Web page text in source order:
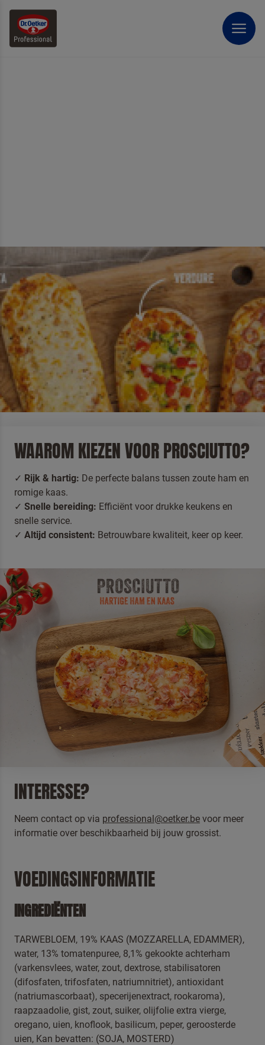
PIZZA SNACK
PROSCIUTTO – HARTIG
EN HEERLIJK
Voor liefhebbers van hartige smaken.DePizza Snack
Prosciuttocombineert sappige ham met een verfijnde
mix van kruiden, allemaal op een krokante, luchtige
bodem.
WAAROM KIEZEN VOOR PROSCIUTTO?
Rijk & hartig: De perfecte balans tussen zoute ham en
romige kaas.
Snelle bereiding: Efficiënt voor drukke keukens en
snelle service.
Altijd consistent: Betrouwbare kwaliteit, keer op keer.
INTERESSE?
Neem contact op via professional@oetker.be voor meer
informatie over beschikbaarheid bij jouw grossist.
VOEDINGSINFORMATIE
INGREDIËNTEN
TARWEBLOEM, 19% KAAS (MOZZARELLA, EDAMMER),
water, 13% tomatenpuree, 8,1% gekookte achterham
(varkensvlees, water, zout, dextrose, stabilisatoren
(difosfaten, trifosfaten, natriumnitriet), antioxidant
(natriumascorbaat), specerijenextract, rookaroma),
raapzaadolie, gist, zout, suiker, olijfolie extra vierge,
oregano, uien, knoflook, basilicum, peper, geroosterde
uien, Kan bevatten: (SOJA, MOSTERD)
Terugbelverzoek
Om spam te bestrijden, selecteer hieronder de
afbeelding van de
Ik ben een professional
Door op versturen te klikken, gaat u akkoord met
voorwaarden.
VERSTUREN